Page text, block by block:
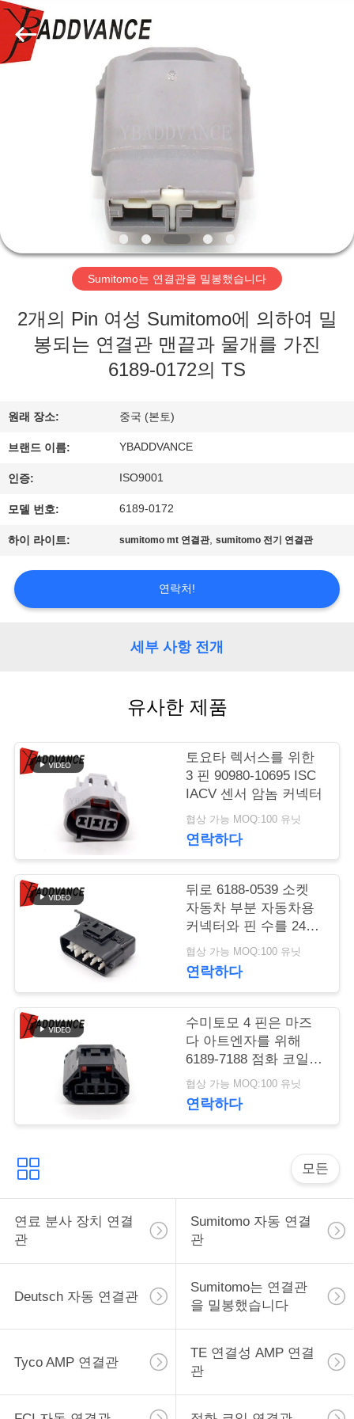
우
리
대
공
장
여
행
품
연
락
요
문
을
요
사
이
트
맵
자.
Copyright
2019
2026
Xi'An
Sumitomo는 연결관을 밀봉했습니다
2개의 Pin 여성 Sumitomo에 의하여 밀
봉되는 연결관 맨끝과 물개를 가진
6189-0172의 TS
원래 장소: 중국 (본토)
브랜드 이름: YBADDVANCE
인증: ISO9001
모델 번호: 6189-0172
하이 라이트: sumitomo mt 연결관,sumitomo 전기 연결관
연락처!
세부 사항 전개
유사한 제품
토요타 렉서스를 위한
3 핀 90980-10695 ISC
IACV 센서 암놈 커넥터
협상 가능 MOQ:100 유닛
연락하다
뒤로 6188-0539 소켓
자동차 부분 자동차용
커넥터와 핀 수를 24명
검게하세요
협상 가능 MOQ:100 유닛
연락하다
수미토모 4 핀은 마즈
다 아트엔자를 위해
6189-7188 점화 코일
커넥터를 밀봉했습니다
협상 가능 MOQ:100 유닛
연락하다
모든
연료 분사 장치 연결
관
Sumitomo 자동 연결
관
Deutsch 자동 연결관
Sumitomo는 연결관
을 밀봉했습니다
Tyco AMP 연결관
TE 연결성 AMP 연결
관